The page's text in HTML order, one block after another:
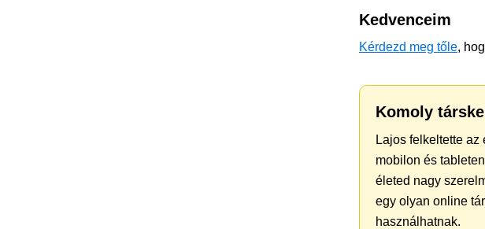
Kedvenceim
Kérdezd meg tőle,
Komoly
Lajos felkeltette
mobilon és
életed nagy
egy olyan online
használhatnak.